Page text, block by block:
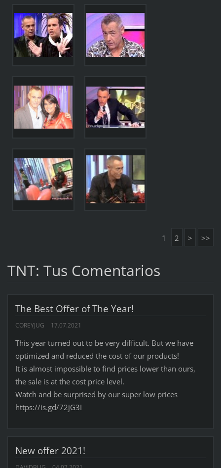
1 2 > >>
TNT: Tus Comentarios
The Best Offer of The Year!
COREYJUG 17.07.2021
This year turned out to be very difficult. But we have
optimized and reduced the cost of our products!
It is almost impossible to find prices lower than ours,
the sale is at the cost price level.
Watch and be surprised by our super low prices
https://is.gd/72jG3I
New offer 2021!